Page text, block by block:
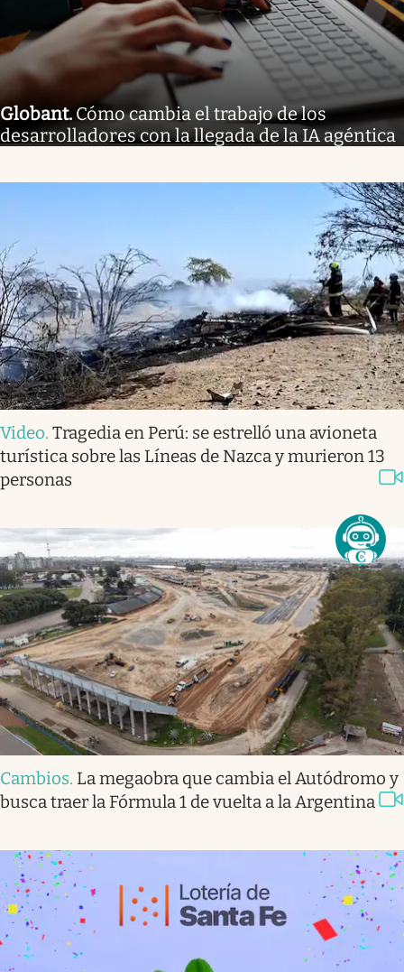
Globant. Cómo cambia el trabajo de los
desarrolladores con la llegada de la IA agéntica
Video. Tragedia en Perú: se estrelló una avioneta
turística sobre las Líneas de Nazca y murieron 13
personas
Cambios. La megaobra que cambia el Autódromo y
busca traer la Fórmula 1 de vuelta a la Argentina